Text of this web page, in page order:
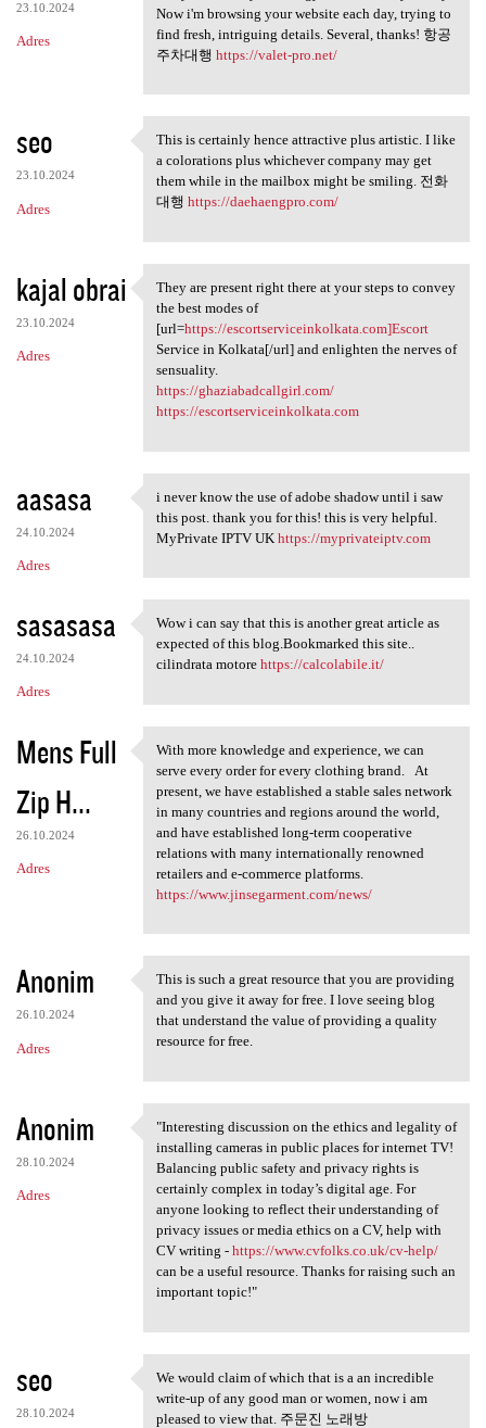
23.10.2024
Adres
Now i'm browsing your website each day, trying to
find fresh, intriguing details. Several, thanks! 항공
주차대행 https://valet-pro.net/
seo
23.10.2024
Adres
This is certainly hence
This is certainly hence attractive plus artistic. I like
a colorations plus whichever company may get
them while in the mailbox might be smiling. 전화
대행 https://daehaengpro.com/
kajal obrai
23.10.2024
Adres
They are present right there
They are present right there at your steps to convey
the best modes of
[url=https://escortserviceinkolkata.com]Escort
Service in Kolkata[/url] and enlighten the nerves of
sensuality.
https://ghaziabadcallgirl.com/
https://escortserviceinkolkata.com
aasasa
24.10.2024
Adres
i never know the use of adobe
i never know the use of adobe shadow until i saw
this post. thank you for this! this is very helpful.
MyPrivate IPTV UK https://myprivateiptv.com
sasasasa
24.10.2024
Adres
Wow i can say that this is
Wow i can say that this is another great article as
expected of this blog.Bookmarked this site..
cilindrata motore https://calcolabile.it/
Mens Full
Zip H...
26.10.2024
Adres
With more knowledge and
With more knowledge and experience, we can
serve every order for every clothing brand. At
present, we have established a stable sales network
in many countries and regions around the world,
and have established long-term cooperative
relations with many internationally renowned
retailers and e-commerce platforms.
https://www.jinsegarment.com/news/
Anonim
26.10.2024
Adres
This is such a great resource
This is such a great resource that you are providing
and you give it away for free. I love seeing blog
that understand the value of providing a quality
resource for free.
Anonim
28.10.2024
Adres
"Interesting discussion on
"Interesting discussion on the ethics and legality of
installing cameras in public places for internet TV!
Balancing public safety and privacy rights is
certainly complex in today’s digital age. For
anyone looking to reflect their understanding of
privacy issues or media ethics on a CV, help with
CV writing - https://www.cvfolks.co.uk/cv-help/
can be a useful resource. Thanks for raising such an
important topic!"
seo
28.10.2024
We would claim of which that
We would claim of which that is a an incredible
write-up of any good man or women, now i am
pleased to view that. 주문진 노래방